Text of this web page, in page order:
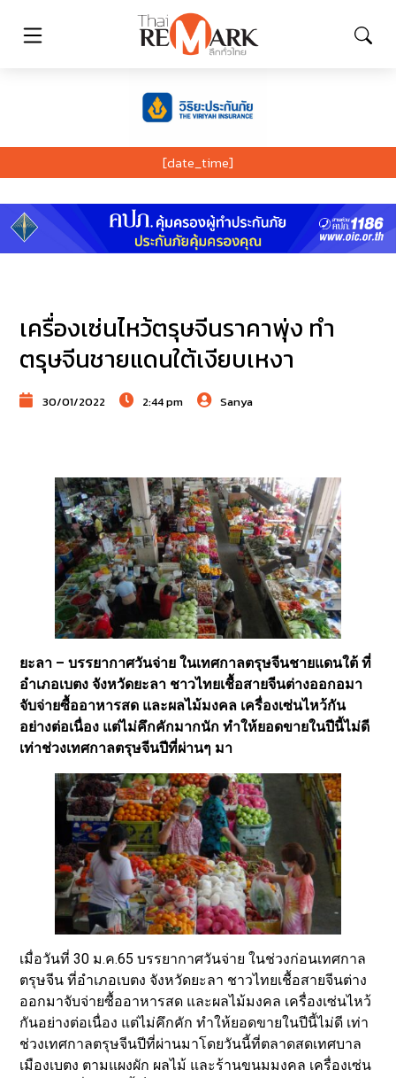
[date_time]
เครื่องเซ่นไหว้ตรุษจีนราคาพุ่ง ทำ
ตรุษจีนชายแดนใต้เงียบเหงา
30/01/2022 2:44 pm Sanya
ยะลา – บรรยากาศวันจ่าย ในเทศกาลตรุษจีนชายแดนใต้ ที่
อำเภอเบตง จังหวัดยะลา ชาวไทยเชื้อสายจีนต่างออกอมา
จับจ่ายซื้ออาหารสด และผลไม้มงคล เครื่องเซ่นไหว้กัน
อย่างต่อเนื่อง แต่ไม่คึกคักมากนัก ทำให้ยอดขายในปีนี้ไม่ดี
เท่าช่วงเทศกาลตรุษจีนปีที่ผ่านๆ มา
เมื่อวันที่ 30 ม.ค.65 บรรยากาศวันจ่าย ในช่วงก่อนเทศกาล
ตรุษจีน ที่อำเภอเบตง จังหวัดยะลา ชาวไทยเชื้อสายจีนต่าง
ออกมาจับจ่ายซื้ออาหารสด และผลไม้มงคล เครื่องเซ่นไหว้
กันอย่างต่อเนื่อง แต่ไม่คึกคัก ทำให้ยอดขายในปีนี้ไม่ดี เท่า
ช่วงเทศกาลตรุษจีนปีที่ผ่านมาโดยวันนี้ที่ตลาดสดเทศบาล
เมืองเบตง ตามแผงผัก ผลไม้ และร้านขนมมงคล เครื่องเซ่น